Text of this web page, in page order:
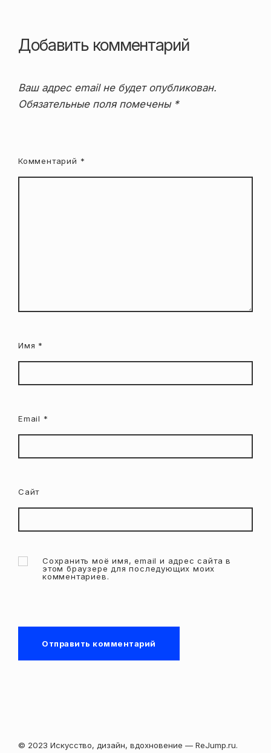
Добавить комментарий
Ваш адрес email не будет опубликован.
Обязательные поля помечены *
Комментарий *
Имя *
Email *
Сайт
Сохранить моё имя, email и адрес сайта в
этом браузере для последующих моих
комментариев.
© 2023 Искусство, дизайн, вдохновение — ReJump.ru.